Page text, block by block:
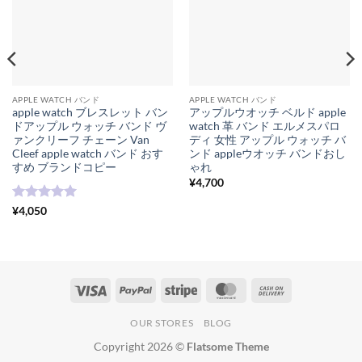
APPLE WATCH バンド
apple watch ブレスレット バン
ドアップル ウォッチ バンド ヴ
ァンクリーフ チェーン Van
Cleef apple watch バンド おす
すめ ブランドコピー
5段階中
¥4,050
APPLE WATCH バンド
アップルウオッチ ベルド apple
watch 革 バンド エルメスパロ
ディ 女性 アップル ウォッチ バ
ンド appleウオッチ バンドおし
ゃれ
¥4,700
Visa PayPal Stripe MasterCard
OUR STORES BLOG
Copyright 2026 © Flatsome Theme